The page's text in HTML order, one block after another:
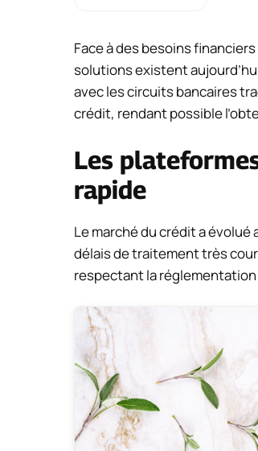
Face à des besoins
solutions existent
avec les circuits bancaires
crédit, rendant possible
Les
rapide
Le marché du crédit a
délais de traitement très
respectant la